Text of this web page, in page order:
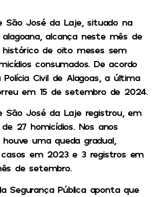
São José da Laje, situado na
alcança neste mês de
de oito meses sem
consumados. De acordo
Civil de Alagoas, a última
em 15 de setembro de 2024.
São José da Laje registrou, em
27 homicídios. Nos anos
uma queda gradual,
casos em 2023 e 3 registros em
de setembro.
Segurança Pública aponta que